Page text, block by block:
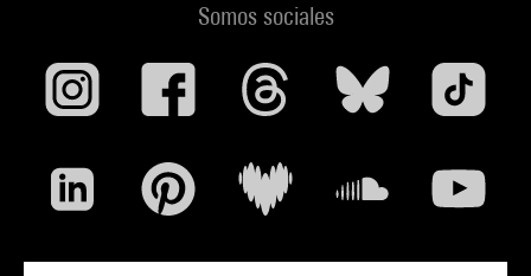
Somos sociales